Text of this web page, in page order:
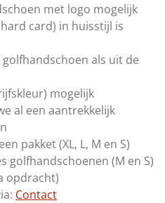
met logo mogelijk
card) in huisstijl is
als uit de
mogelijk
al een aantrekkelijk
pakket (XL, L, M en S)
golfhandschoenen (M en S)
opdracht)
Contact